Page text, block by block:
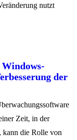
nutzt
der
Zeit, in der
kann die Rolle von